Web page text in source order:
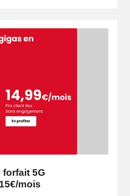
forfait 5G
mois